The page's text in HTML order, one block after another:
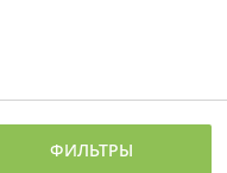
ФИЛЬТРЫ